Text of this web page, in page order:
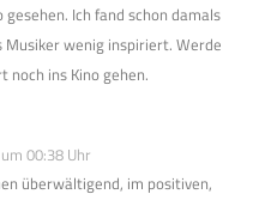
gesehen. Ich fand schon damals
wenig inspiriert. Werde
noch ins Kino gehen.
00:38 Uhr
überwältigend, im positiven,